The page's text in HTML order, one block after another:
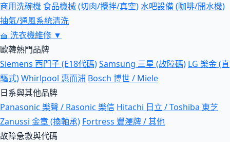
商用洗碗機 食品機械 (切肉/攪拌/真空)水吧設備 (咖啡/開水機)
抽氣/通風系統清洗
🧺 洗衣機維修 ▼
歐韓熱門品牌
Siemens 西門子 (E18代碼)Samsung 三星 (故障碼) LG 樂金 (直
驅式)Whirlpool 惠而浦 Bosch 博世 / Miele
日系與其他品牌
Panasonic 樂聲 / Rasonic 樂信 Hitachi 日立 / Toshiba 東芝
Zanussi 金章 (換軸承) Fortress 豐澤牌 / 其他
故障急救與代碼